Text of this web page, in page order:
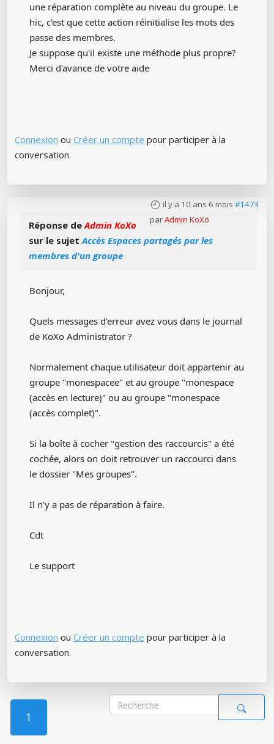
une réparation complète au niveau du groupe. Le
hic, c'est que cette action réinitialise les mots des
passe des membres.
Je suppose qu'il existe une méthode plus propre?
Merci d'avance de votre aide
Connexion ou Créer un compte pour participer à la
conversation.
il y a 10 ans 6 mois #1473
parAdmin KoXo
Réponse deAdmin KoXo
sur le sujetAccès Espaces partagés par les
membres d'un groupe
Bonjour,
Quels messages d'erreur avez vous dans le journal
de KoXo Administrator ?
Normalement chaque utilisateur doit appartenir au
groupe "monespacee" et au groupe "monespace
(accès en lecture)" ou au groupe "monespace
(accès complet)".
Si la boîte à cocher "gestion des raccourcis" a été
cochée, alors on doit retrouver un raccourci dans
le dossier "Mes groupes".
Il n'y a pas de réparation à faire.
Cdt
Le support
Connexion ou Créer un compte pour participer à la
conversation.
1